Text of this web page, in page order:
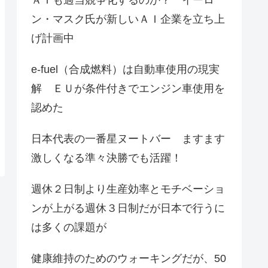
ン・マスク氏が新しいＡＩ企業を立ち上
げ計画中
e-fuel（合成燃料）は自動車使用の現実
解 ＥＵが条件付きでエンジン車使用を
認めた
日本代表の一番星ヌートバー ますます
激しくなる準々決勝でも活躍！
週休２日制より生産効率とモチベーショ
ンが上がる週休３日制だが日本で行うに
は多くの課題が
健康維持のためのウォーキングだが、50